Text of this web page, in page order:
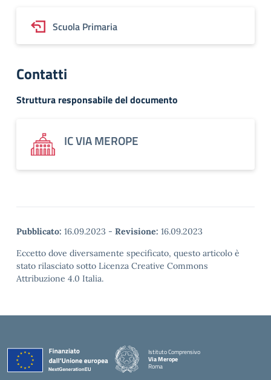
Scuola Primaria
Contatti
Struttura responsabile del documento
IC VIA MEROPE
Pubblicato: 16.09.2023 - Revisione: 16.09.2023
Eccetto dove diversamente specificato, questo articolo è
stato rilasciato sotto Licenza Creative Commons
Attribuzione 4.0 Italia.
Istituto Comprensivo
Via Merope
Roma